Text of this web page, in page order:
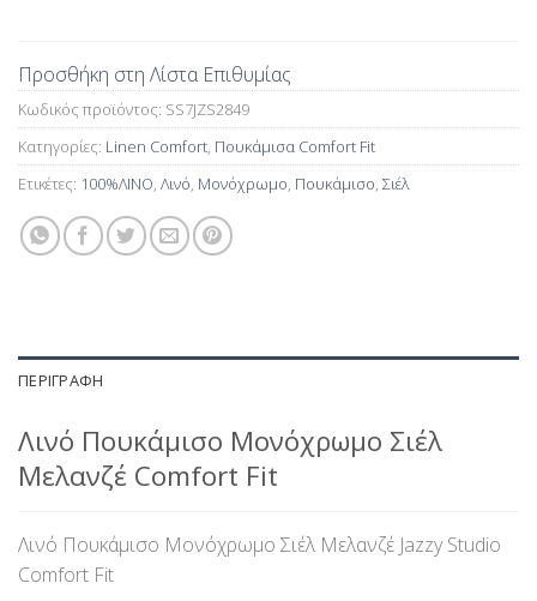
Προσθήκη στη Λίστα Επιθυμίας
Κωδικός προϊόντος: SS7JZS2849
Κατηγορίες: Linen Comfort Πουκάμισα Comfort Fit
Ετικέτες: 100%ΛΙΝΟ Λινό Μονόχρωμο Πουκάμισο Σιέλ
ΠΕΡΙΓΡΑΦΉ
Λινό Πουκάμισο Μονόχρωμο Σιέλ
Μελανζέ Comfort Fit
Λινό Πουκάμισο Μονόχρωμο Σιέλ Μελανζέ Jazzy Studio
Comfort Fit